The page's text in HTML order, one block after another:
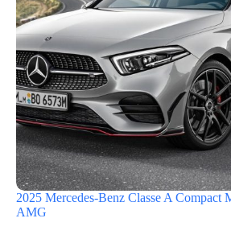
2025 Mercedes-Benz Classe A Compact
AMG